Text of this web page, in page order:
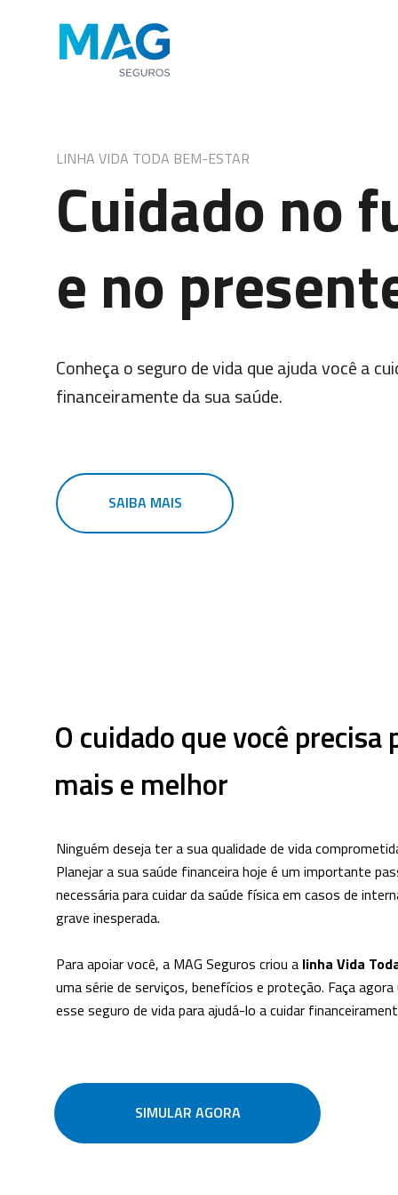
SIMULAR AGORA
Ninguém deseja ter a sua qualidade de vida
Planejar a sua saúde financeira hoje é um importante
necessária para cuidar da saúde física em casos de
grave inesperada.
Para apoiar você, a MAG Seguros criou a linha Vida
uma série de serviços, benefícios e proteção. Faça
esse seguro de vida para ajudá-lo a cuidar
SAIBA MAIS
Conheça o seguro de vida que ajuda você a
financeiramente da sua saúde.
Cuidado no
e no
O cuidado que você precisa
mais e melhor
LINHA VIDA TODA BEM-ESTAR